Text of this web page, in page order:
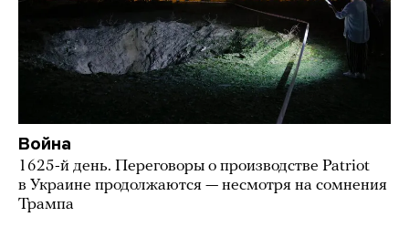
Война
1625-й день. Переговоры о производстве Patriot
в Украине продолжаются — несмотря на сомнения
Трампа